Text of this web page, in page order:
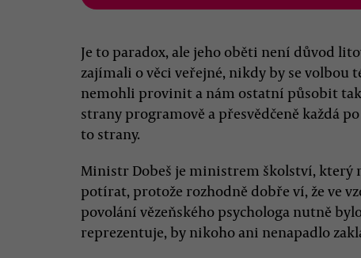
Je to paradox, ale jeho oběti není důvod
zajímali o věci veřejné, nikdy by se volbou
nemohli provinit a nám ostatní působit
strany programově a přesvědčeně každá
to strany.
Ministr Dobeš je ministrem školství, který
potírat, protože rozhodně dobře ví, že ve
povolání vězeňského psychologa nutně
reprezentuje, by nikoho ani nenapadlo